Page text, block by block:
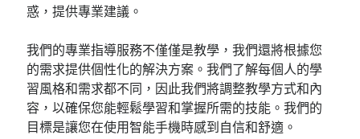
惑，提供專業建議。
我們的專業指導服務不僅僅是教學，我們還將根據您
的需求提供個性化的解決方案。我們了解每個人的學
習風格和需求都不同，因此我們將調整教學方式和內
容，以確保您能輕鬆學習和掌握所需的技能。我們的
目標是讓您在使用智能手機時感到自信和舒適。